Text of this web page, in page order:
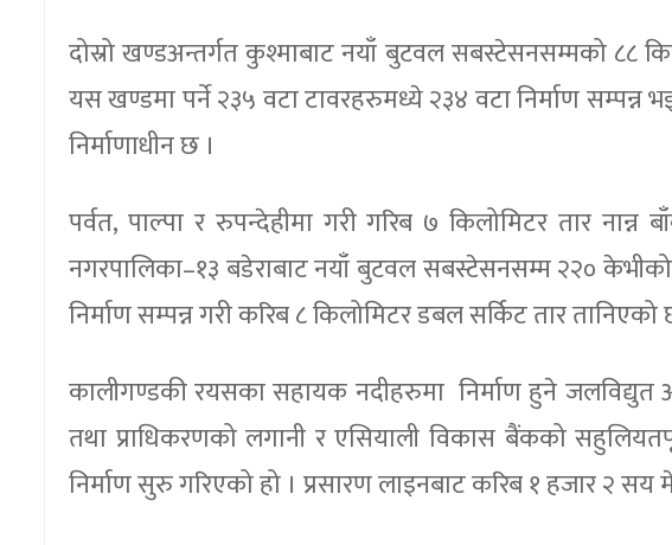
दोस्रो खण्डअन्तर्गत कुश्माबाट नयाँ बुटवल सबस्टेसनसम्मको ८८
यस खण्डमा पर्ने २३५ वटा टावरहरुमध्ये २३४ वटा निर्माण सम्पन्न
निर्माणाधीन छ ।
पर्वत, पाल्पा र रुपन्देहीमा गरी गरिब ७ किलोमिटर तार
नगरपालिका–१३ बडेराबाट नयाँ बुटवल सबस्टेसनसम्म २२०
निर्माण सम्पन्न गरी करिब ८ किलोमिटर डबल सर्किट तार तानिएको
कालीगण्डकी रयसका सहायक नदीहरुमा निर्माण हुने जलविद्युत
तथा प्राधिकरणको लगानी र एसियाली विकास बैंकको
निर्माण सुरु गरिएको हो । प्रसारण लाइनबाट करिब १ हजार २ सय